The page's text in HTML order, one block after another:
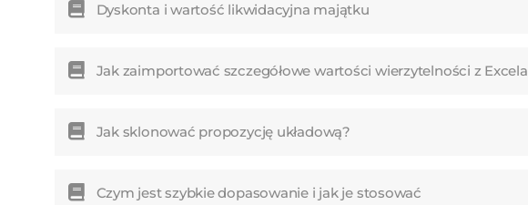
Dyskonta i wartość likwidacyjna majątku
Jak zaimportować szczegółowe wartości wierzytelności z Excela
Jak sklonować propozycję układową?
Czym jest szybkie dopasowanie i jak je stosować